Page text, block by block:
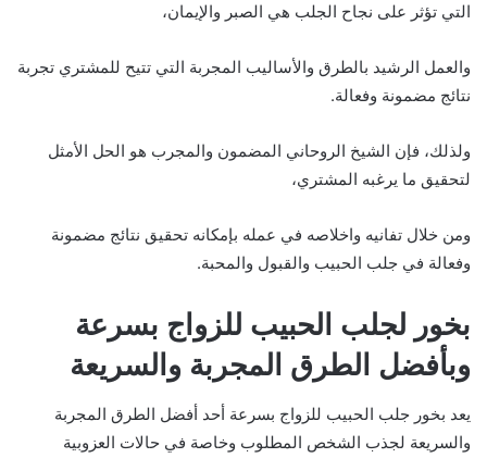
التي تؤثر على نجاح الجلب هي الصبر والإيمان،
والعمل الرشيد بالطرق والأساليب المجربة التي تتيح للمشتري تجربة
نتائج مضمونة وفعالة.
ولذلك، فإن الشيخ الروحاني المضمون والمجرب هو الحل الأمثل
لتحقيق ما يرغبه المشتري،
ومن خلال تفانيه واخلاصه في عمله بإمكانه تحقيق نتائج مضمونة
وفعالة في جلب الحبيب والقبول والمحبة.
بخور لجلب الحبيب للزواج بسرعة
وبأفضل الطرق المجربة والسريعة
يعد بخور جلب الحبيب للزواج بسرعة أحد أفضل الطرق المجربة
والسريعة لجذب الشخص المطلوب وخاصة في حالات العزوبية